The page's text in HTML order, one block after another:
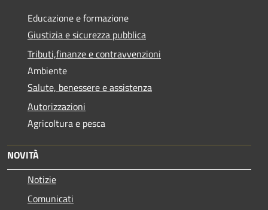
Educazione e formazione
Giustizia e sicurezza pubblica
Tributi,finanze e contravvenzioni
Ambiente
Salute, benessere e assistenza
Autorizzazioni
Agricoltura e pesca
NOVITÀ
Notizie
Comunicati